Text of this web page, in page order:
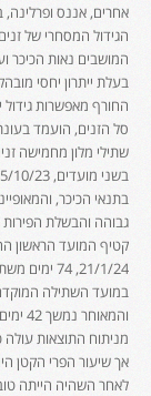
אחרים, אננס
הגידול המסחרי של
המושבים נאות הכיכר
בעלת ייתרון יחסי
החורף מאפשרות
סל הזנים, הועמד בעונת חורף 2023/24 ניסוי
שתילי מלון מחמישה
בתנאי הכיכר,
גבוהה והבשלת הפירות
21/1/24,
והמאוחר נמשך 42 ימים והסתיים ב 18/2/24.
מניתוח התוצאות עולה
אך שיעור הפרי הקטן
לאחר השהיה הייתה